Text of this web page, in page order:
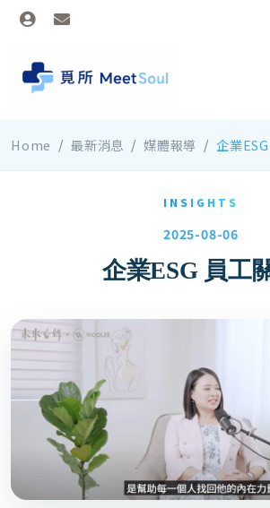
Home 最新消息 媒體報導 企業
INSIGHTS
2025-08-06
企業ESG 員工